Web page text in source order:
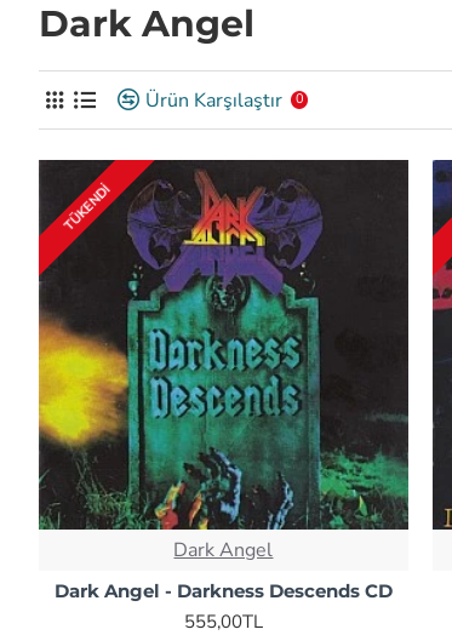
Dark Angel
Ürün Karşılaştır 0
TÜKENDI
Dark Angel
Dark Angel - Darkness Descends CD
555,00TL